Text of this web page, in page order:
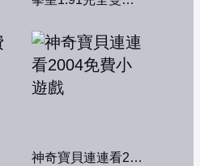
神奇寶貝連連看2004